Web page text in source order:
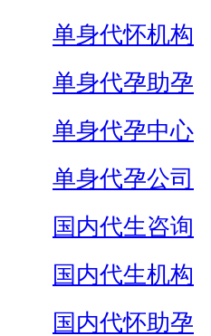
单身代怀机构
单身代孕助孕
单身代孕中心
单身代孕公司
国内代生咨询
国内代生机构
国内代怀助孕